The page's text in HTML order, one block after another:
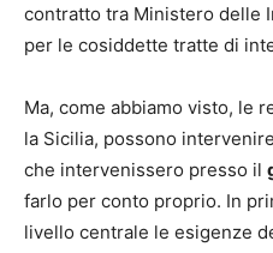
contratto tra Ministero delle
per le cosiddette tratte di
Ma, come abbiamo visto, le
la Sicilia, possono
che intervenissero presso il
farlo per conto proprio. In
livello centrale le esigenze